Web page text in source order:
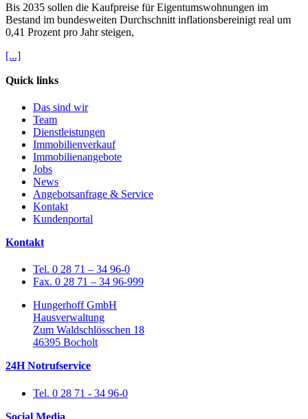
Bis 2035 sollen die Kaufpreise für Eigentumswohnungen im
Bestand im bundesweiten Durchschnitt inflationsbereinigt real um
0,41 Prozent pro Jahr steigen,
[...]
Quick links
Das sind wir
Team
Dienstleistungen
Immobilienverkauf
Immobilienangebote
Jobs
News
Angebotsanfrage & Service
Kontakt
Kundenportal
Kontakt
Tel. 0 28 71 – 34 96-0
Fax. 0 28 71 – 34 96-999
Hungerhoff GmbH
Hausverwaltung
Zum Waldschlösschen 18
46395 Bocholt
24H Notrufservice
Tel. 0 28 71 - 34 96-0
Social Media